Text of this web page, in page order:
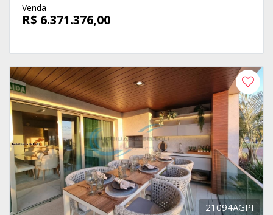
Venda
R$ 6.371.376,00
21094AGPI